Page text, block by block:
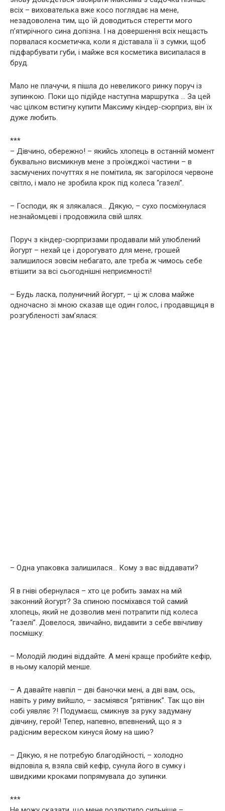
всіх – вихователька вже косо поглядає на мене,
незадоволена тим, що їй доводиться стерегти мого
п’ятирічного сина допізна. І на довершення всіх нещасть
порвалася косметичка, коли я діставала її з сумки, щоб
підфарбувати губи, і майже вся косметика висипалася в
бруд.
Мало не плачучи, я пішла до невеликого ринку поруч із
зупинкою. Поки що підійде наступна маршрутка … За цей
час цілком встигну купити Максиму кіндер-сюрприз, він їх
дуже любить.
***
– Дівчино, обережно! – якийсь хлопець в останній момент
буквально висмикнув мене з проїжджої частини – в
засмучених почуттях я не помітила, як загорілося червоне
світло, і мало не зробила крок під колеса “газелі”.
– Господи, як я злякалася… Дякую, – сухо посміхнулася
незнайомцеві і продовжила свій шлях.
Поруч з кіндер-сюрпризами продавали мій улюблений
йогурт – нехай це і дорогувато для мене, грошей
залишилося зовсім небагато, але треба ж чимось себе
втішити за всі сьогоднішні неприємності!
– Будь ласка, полуничний йогурт, – ці ж слова майже
одночасно зі мною сказав ще один голос, і продавщиця в
розгубленості зам’ялася:
– Одна упаковка залишилася… Кому з вас віддавати?
Я в гніві обернулася – хто це робить замах на мій
законний йогурт? За спиною посміхався той самий
хлопець, який не дозволив мені потрапити під колеса
“газелі”. Довелося, звичайно, видавити з себе ввічливу
посмішку:
– Молодій людині віддайте. А мені краще пробийте кефір,
в ньому калорій менше.
– А давайте навпіл – дві баночки мені, а дві вам, ось,
навіть у риму вийшло, – засміявся “рятівник”. Так що він
собі уявляє ?! Подумаєш, смикнув за руку задуману
дівчину, герой! Тепер, напевно, впевнений, що я з
радісним вереском кинуся йому на шию?
– Дякую, я не потребую благодійності, – холодно
відповіла я, взяла свій кефір, сунула його в сумку і
швидкими кроками попрямувала до зупинки.
***